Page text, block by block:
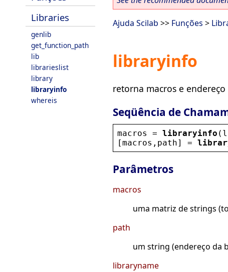
Libraries
genlib
get_function_path
lib
librarieslist
library
libraryinfo
whereis
Ajuda Scilab >> Funções >
libraryinfo
retorna macros e
Seqüência de
macros = libraryinfo (
[macros , path] =
Parâmetros
macros
uma matriz de strings
path
um string (endereço da
libraryname